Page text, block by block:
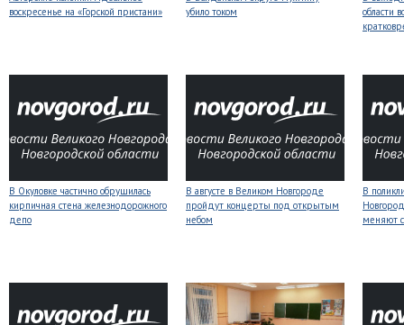
воскресенье на «Горской пристани»
убило током
области
В Окуловке частично обрушилась
кирпичная стена железнодорожного
депо
В августе в Великом Новгороде
пройдут концерты под открытым
небом
В
меняют